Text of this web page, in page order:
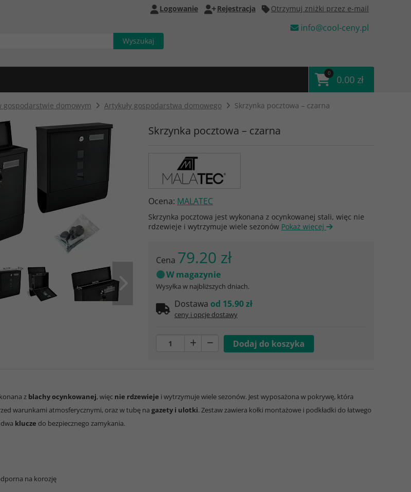
Logowanie Rejestracja Otrzymuj zniżki przez e-mail
info@cool-ceny.pl
0
0.00 zł
gospodarstwie domowym Artykuły gospodarstwa domowego Skrzynka pocztowa – czarna
Skrzynka pocztowa – czarna
Ocena: MALATEC
Skrzynka pocztowa jest wykonana z ocynkowanej stali, więc nie
rdzewieje i wytrzymuje wiele sezonów Pokaż więcej
Cena 79.20 zł
W magazynie
Wysyłka w najbliższych dniach.
Dostawa od 15.90 zł
ceny i opcje dostawy
z blachy ocynkowanej, więc nie rdzewieje i wytrzymuje wiele sezonów. Jest wyposażona w pokrywę, która
warunkami atmosferycznymi, oraz w tubę na gazety i ulotki. Zestaw zawiera kołki montażowe i podkładki do łatwego
klucze do bezpiecznego zamykania.
na korozję